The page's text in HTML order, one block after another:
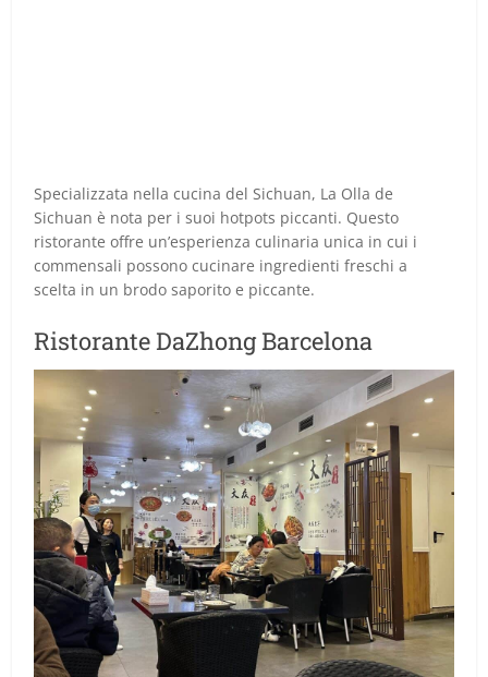
Specializzata nella cucina del Sichuan, La Olla de
Sichuan è nota per i suoi hotpots piccanti. Questo
ristorante offre un’esperienza culinaria unica in cui i
commensali possono cucinare ingredienti freschi a
scelta in un brodo saporito e piccante.
Ristorante DaZhong Barcelona